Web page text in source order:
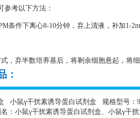
参考以下方法：
条件下离心8-10分钟，弃上清液，补加1-
，弃半数培养基后，将剩余细胞悬起，将
：
小鼠γ干扰素诱导蛋白试剂盒 规格型号：
：小鼠γ干扰素诱导蛋白试剂盒、小鼠γ干